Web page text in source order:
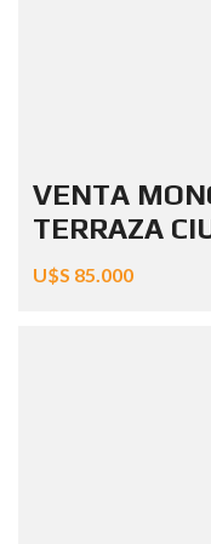
VENTA
TERRAZA
U$S 85.000